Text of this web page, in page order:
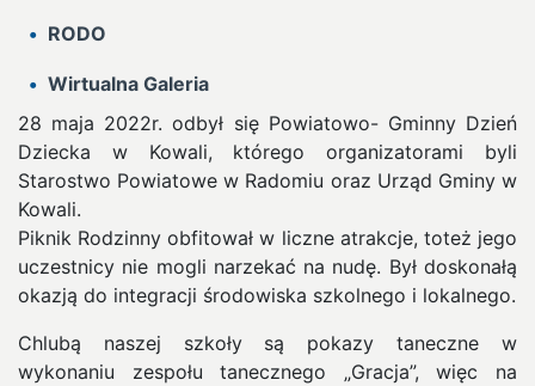
RODO
Wirtualna Galeria
28 maja 2022r. odbył się Powiatowo- Gminny Dzień
Dziecka w Kowali, którego organizatorami byli
Starostwo Powiatowe w Radomiu oraz Urząd Gminy w
Kowali.
Piknik Rodzinny obfitował w liczne atrakcje, toteż jego
uczestnicy nie mogli narzekać na nudę. Był doskonałą
okazją do integracji środowiska szkolnego i lokalnego.
Chlubą naszej szkoły są pokazy taneczne w
wykonaniu zespołu tanecznego „Gracja”, więc na